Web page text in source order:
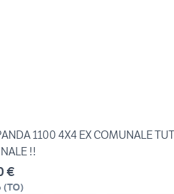
1100 4X4 EX COMUNALE
!!
€
(TO)